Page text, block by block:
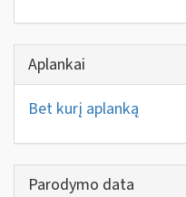
Aplankai
Bet kurį aplanką
Parodymo data